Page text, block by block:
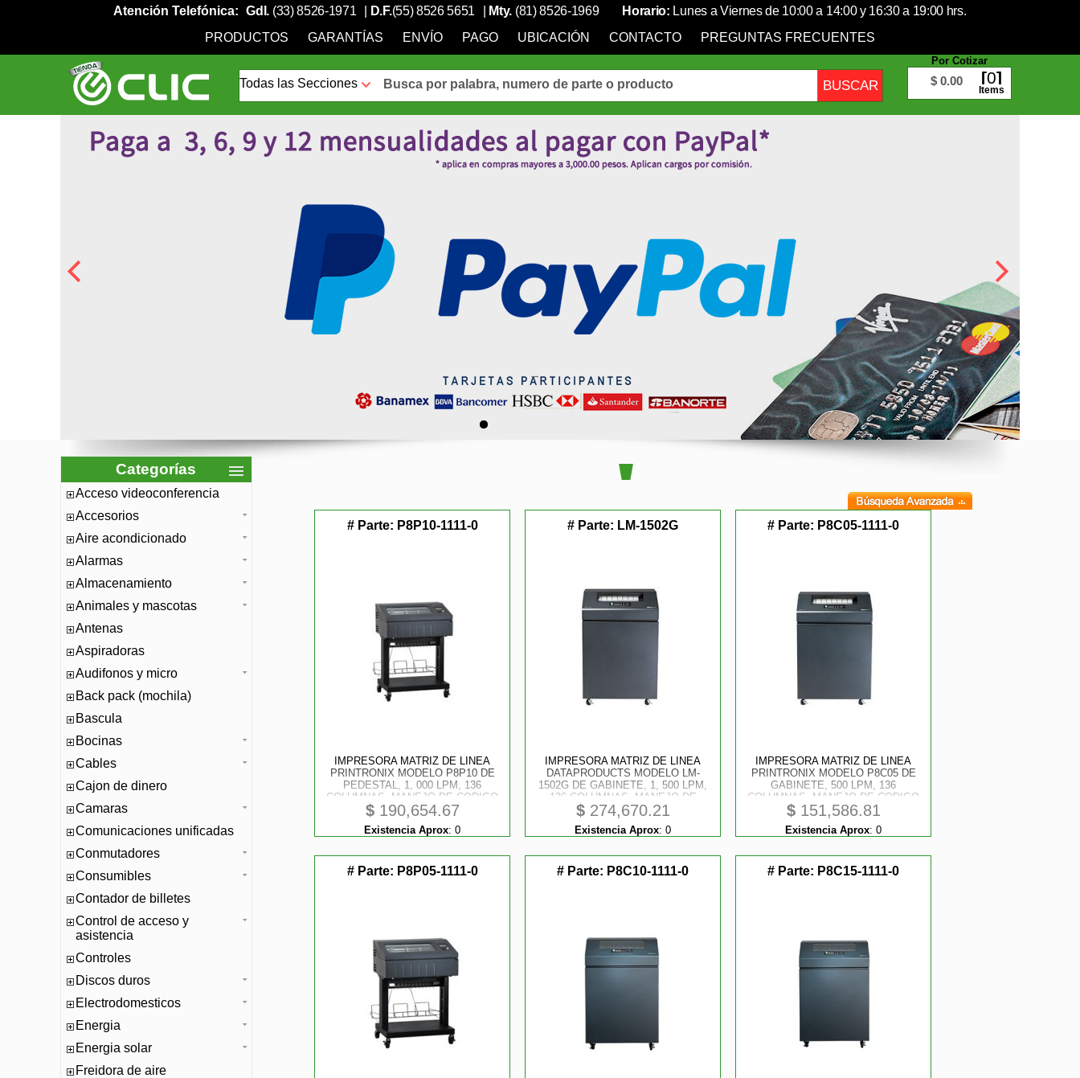
Atención Telefónica: Gdl. (33) 8526-1971 D.F.(55) 8526 5651 Mty. (81) 8526-1969 Horario: Lunes a Viernes de 10:00 a 14:00 y 16:30 a 19:00 hrs.
PRODUCTOS
GARANTÍAS ENVÍO PAGO UBICACIÓN CONTACTO PREGUNTAS FRECUENTES
Por Cotizar
$ 0.00 0
Items
Categorías
Acceso videoconferencia
Accesorios
Aire acondicionado
Alarmas
Almacenamiento
Animales y mascotas
Antenas
Aspiradoras
Audifonos y micro
Back pack (mochila)
Bascula
Bocinas
Cables
Cajon de dinero
Camaras
Comunicaciones unificadas
Conmutadores
Consumibles
Contador de billetes
Control de acceso y
asistencia
Controles
Discos duros
Electrodomesticos
Energia
Energia solar
Freidora de aire
# Parte: P8P10-1111-0
IMPRESORA MATRIZ DE LINEA
PRINTRONIX MODELO P8P10 DE
PEDESTAL, 1, 000 LPM, 136
COLUMNAS, MANEJO DE CODIGO
DE BARRAS, INTERFASE USB,
SERIAL RS-232 Y ETHERNET
$190,654.67
Existencia Aprox: 0
# Parte: LM-1502G
IMPRESORA MATRIZ DE LINEA
DATAPRODUCTS MODELO LM-
1502G DE GABINETE, 1, 500 LPM,
136 COLUMNAS, MANEJO DE
CODIGO DE BARRAS, INTERFASE
USB, SERIAL RS-232 Y ETHERNET
$274,670.21
Existencia Aprox: 0
# Parte: P8C05-1111-0
IMPRESORA MATRIZ DE LINEA
PRINTRONIX MODELO P8C05 DE
GABINETE, 500 LPM, 136
COLUMNAS, MANEJO DE CODIGO
DE BARRAS, INTERFASE USB,
SERIAL RS-232 Y ETHERNET
$151,586.81
Existencia Aprox: 0
# Parte: P8P05-1111-0 # Parte: P8C10-1111-0 # Parte: P8C15-1111-0